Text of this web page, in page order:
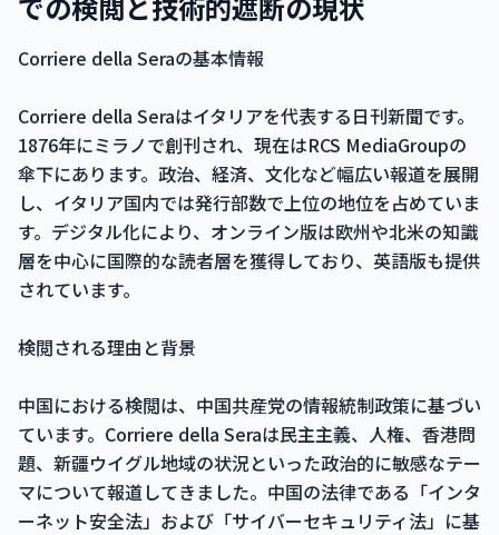
Corriere della Seraの基本情報
Corriere della Seraはイタリアを代表する日刊新聞です。
1876年にミラノで創刊され、現在はRCS MediaGroupの
傘下にあります。政治、経済、文化など幅広い報道を展開
し、イタリア国内では発行部数で上位の地位を占めていま
す。デジタル化により、オンライン版は欧州や北米の知識
層を中心に国際的な読者層を獲得しており、英語版も提供
されています。
検閲される理由と背景
中国における検閲は、中国共産党の情報統制政策に基づい
ています。Corriere della Seraは民主主義、人権、香港問
題、新疆ウイグル地域の状況といった政治的に敏感なテー
マについて報道してきました。中国の法律である「インタ
ーネット安全法」および「サイバーセキュリティ法」に基